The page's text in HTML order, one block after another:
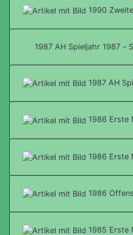
1990
1987 AH Spieljahr 1987 -
1987 AH
1986 Erste
1986 Erste
1986
1985 Erste